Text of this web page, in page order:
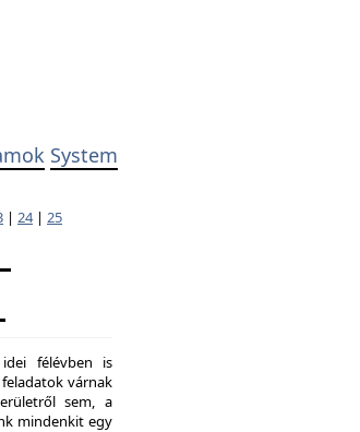
System
| 24| 25
idei félévben is
várnak
sem, a
mindenkit egy